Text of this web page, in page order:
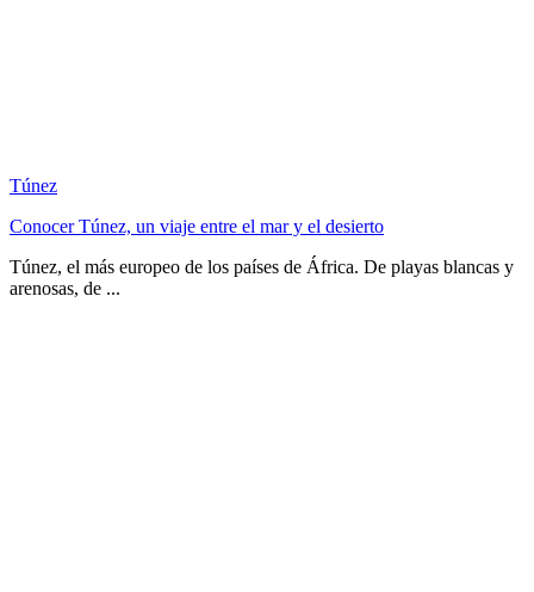
Túnez
Conocer Túnez, un viaje entre el mar y el desierto
Túnez, el más europeo de los países de África. De playas blancas y
arenosas, de ...